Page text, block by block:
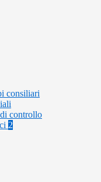
consiliari
controllo
2